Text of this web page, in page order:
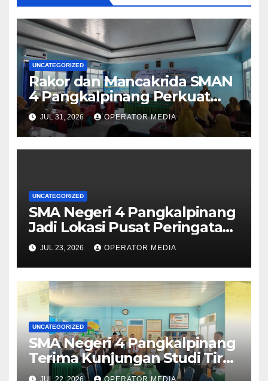
UNCATEGORIZED
Rakor dan Mancakrida SMAN
4 Pangkalpinang Perkuat
Kolaborasi Wujudkan Sekolah
Aman, Nyaman, dan
Menyenangkan
JUL 31, 2026 OPERATOR MEDIA
UNCATEGORIZED
SMA Negeri 4 Pangkalpinang
Jadi Lokasi Pusat Peringatan
Hari Anak Nasional 2026 di
Bangka Belitung
JUL 23, 2026 OPERATOR MEDIA
UNCATEGORIZED
SMA Negeri 4 Pangkalpinang
Terima Kunjungan Studi Tiru
Manajemen dari SMA Negeri 1
JUL 22, 2026 OPERATOR MEDIA